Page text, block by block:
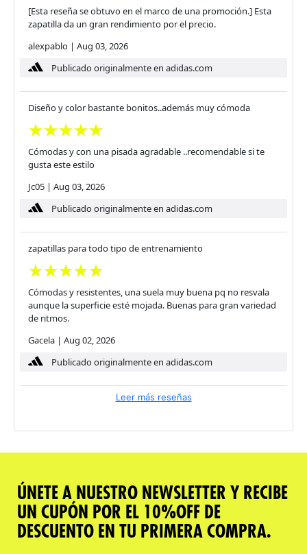
[Esta reseña se obtuvo en el marco de una promoción.] Esta
zapatilla da un gran rendimiento por el precio.
alexpablo | Aug 03, 2026
Publicado originalmente en adidas.com
Diseño y color bastante bonitos..además muy cómoda
Cómodas y con una pisada agradable ..recomendable si te
gusta este estilo
Jc05 | Aug 03, 2026
Publicado originalmente en adidas.com
zapatillas para todo tipo de entrenamiento
Cómodas y resistentes, una suela muy buena pq no resvala
aunque la superficie esté mojada. Buenas para gran variedad
de ritmos.
Gacela | Aug 02, 2026
Publicado originalmente en adidas.com
Leer más reseñas
ÚNETE A NUESTRO NEWSLETTER Y RECIBE
UN CUPÓN POR EL 10%OFF DE
DESCUENTO EN TU PRIMERA COMPRA.